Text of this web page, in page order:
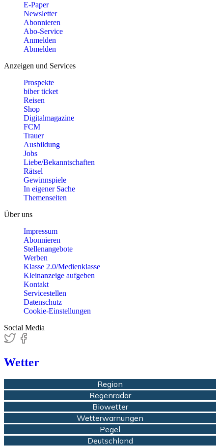
E-Paper
Newsletter
Abonnieren
Abo-Service
Anmelden
Abmelden
Anzeigen und Services
Prospekte
biber ticket
Reisen
Shop
Digitalmagazine
FCM
Trauer
Ausbildung
Jobs
Liebe/Bekanntschaften
Rätsel
Gewinnspiele
In eigener Sache
Themenseiten
Über uns
Impressum
Abonnieren
Stellenangebote
Werben
Klasse 2.0/Medienklasse
Kleinanzeige aufgeben
Kontakt
Servicestellen
Datenschutz
Cookie-Einstellungen
Social Media
Wetter
Region
Regenradar
Biowetter
Wetterwarnungen
Pegel
Deutschland